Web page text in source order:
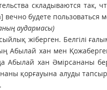
складываются
будете пользоваться
аудармасы)
жіберген. Белгілі
Абылай хан мен
хан Әмірсананы
қорғауына алуды